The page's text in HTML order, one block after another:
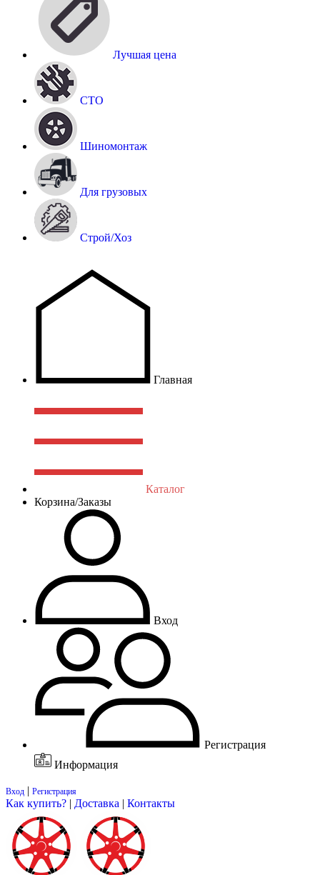
Лучшая цена
СТО
Шиномонтаж
Для грузовых
Строй/Хоз
Главная
Каталог
Корзина/Заказы
Вход
Регистрация
Информация
Вход | Регистрация
Как купить? | Доставка | Контакты